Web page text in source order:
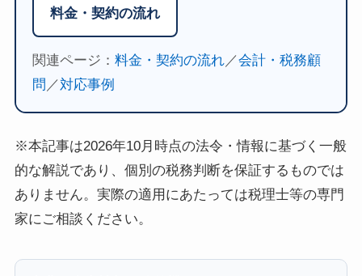
料金・契約の流れ
関連ページ： 料金・契約の流れ／会計・税務顧
問 ／対応事例
※本記事は2026年10月時点の法令・情報に基づく一般
的な解説であり、個別の税務判断を保証するものでは
ありません。実際の適用にあたっては税理士等の専門
家にご相談ください。